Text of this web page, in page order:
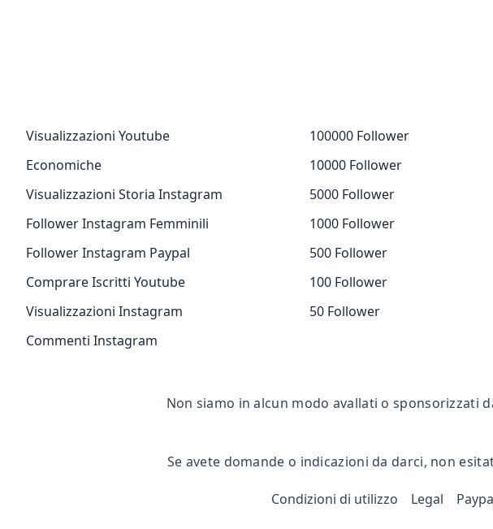
Visualizzazioni Youtube
Economiche
Visualizzazioni Storia Instagram
Follower Instagram Femminili
Follower Instagram Paypal
Comprare Iscritti Youtube
Visualizzazioni Instagram
Commenti Instagram
100000 Follower
10000 Follower
5000 Follower
1000 Follower
500 Follower
100 Follower
50 Follower
Non siamo in alcun modo avallati o
Se avete domande o indicazioni da darci, non
Condizioni di utilizzo Legal